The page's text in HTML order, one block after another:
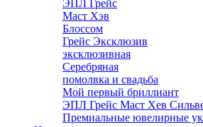
ЭПЛ Грейс
Маст Хэв
Блоссом
Грейс Эксклюзив
эксклюзивная
Серебряная
помолвка и свадьба
Мой первый бриллиант
ЭПЛ Грейс Маст Хев
Премиальные ювелирные